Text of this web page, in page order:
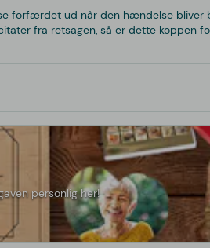
forfærdet ud når den hændelse
fra retsagen, så er dette koppen
personlig her!